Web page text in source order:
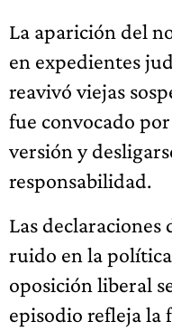
La aparición del
en expedientes
reavivó viejas
fue convocado
versión y
responsabilidad.
Las declaraciones
ruido en la
oposición liberal
episodio refleja la